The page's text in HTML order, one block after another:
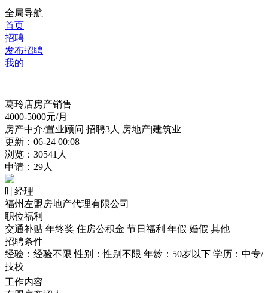
全局导航
首页
招聘
发布招聘
我的
葛玲店房产销售
4000-5000元/月
房产中介/置业顾问 招聘3人 房地产|建筑业
更新：06-24 00:08
浏览：30541人
申请：29人
叶经理
福州左盟房地产代理有限公司
职位福利
交通补贴 年终奖 住房公积金 节日福利 年假 婚假 其他
招聘条件
经验：经验不限 性别：性别不限 年龄：50岁以下 学历：中专/
技校
工作内容